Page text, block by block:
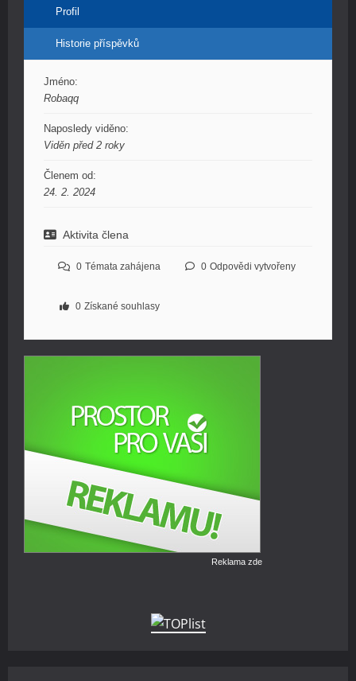
Profil
Historie příspěvků
Jméno:
Robaqq
Naposledy viděno:
Viděn před 2 roky
Členem od:
24. 2. 2024
Aktivita člena
0 Témata zahájena 0 Odpovědi vytvořeny
0 Získané souhlasy
Reklama zde